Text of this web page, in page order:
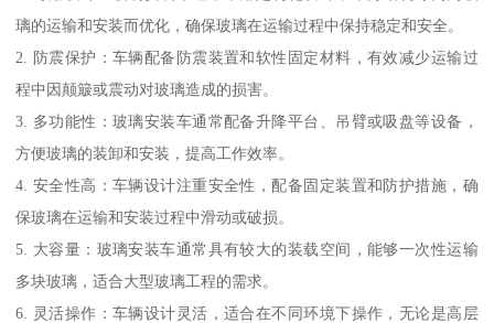
璃的运输和安装而优化，确保玻璃在运输过程中保持稳定和安全。
2. 防震保护：车辆配备防震装置和软性固定材料，有效减少运输过
程中因颠簸或震动对玻璃造成的损害。
3. 多功能性：玻璃安装车通常配备升降平台、吊臂或吸盘等设备，
方便玻璃的装卸和安装，提高工作效率。
4. 安全性高：车辆设计注重安全性，配备固定装置和防护措施，确
保玻璃在运输和安装过程中滑动或破损。
5. 大容量：玻璃安装车通常具有较大的装载空间，能够一次性运输
多块玻璃，适合大型玻璃工程的需求。
6. 灵活操作：车辆设计灵活，适合在不同环境下操作，无论是高层